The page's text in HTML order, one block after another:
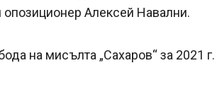
Алексей Навални.
на мисълта „Сахаров“ за 2021